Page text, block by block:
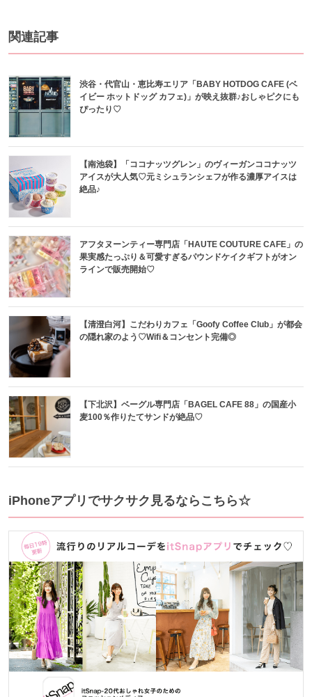
関連記事
渋谷・代官山・恵比寿エリア「BABY HOTDOG CAFE (ベ
イビー ホットドッグ カフェ)」が映え抜群♪おしゃピクにも
ぴったり♡
【南池袋】「ココナッツグレン」のヴィーガンココナッツ
アイスが大人気♡元ミシュランシェフが作る濃厚アイスは
絶品♪
アフタヌーンティー専門店「HAUTE COUTURE CAFE」の
果実感たっぷり＆可愛すぎるパウンドケイクギフトがオン
ラインで販売開始♡
【清澄白河】こだわりカフェ「Goofy Coffee Club」が都会
の隠れ家のよう♡Wifi＆コンセント完備◎
【下北沢】ベーグル専門店「BAGEL CAFE 88」の国産小
麦100％作りたてサンドが絶品♡
iPhoneアプリでサクサク見るならこちら☆